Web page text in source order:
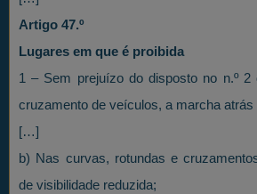
Artigo 47.º
Lugares em que é proibida
1 – Sem prejuízo do disposto no n.º 2
cruzamento de veículos, a marcha atrás
[…]
b) Nas curvas, rotundas e
de visibilidade reduzida;